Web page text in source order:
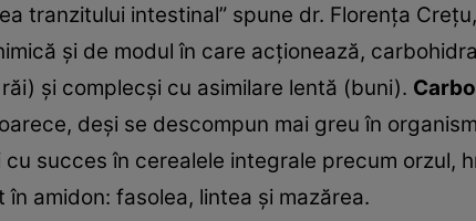
tranzitului intestinal” spune dr. Florenţa Creţu,
şi de modul în care acţionează,
şi complecşi cu asimilare lentă (buni).
deşi se descompun mai greu în
succes în cerealele integrale precum orzul,
amidon: fasolea, lintea şi mazărea.